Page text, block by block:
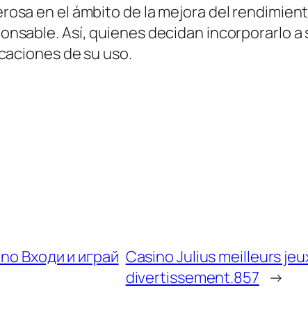
en el ámbito de la mejora del
Así, quienes decidan incorporarlo
de su uso.
Входи и играй Casino Julius meilleurs
divertissement.857 →